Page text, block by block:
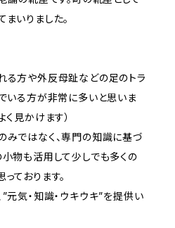
いりました。
る方や外反母趾などの足のトラ
いる方が非常に多いと思いま
く見かけます）
みではなく、専門の知識に基づ
物も活用して少しでも多くの
ております。
元気・知識・ウキウキ”を提供い